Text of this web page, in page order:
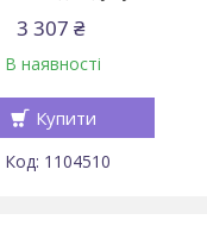
3 307 ₴
В наявності
Купити
1104510